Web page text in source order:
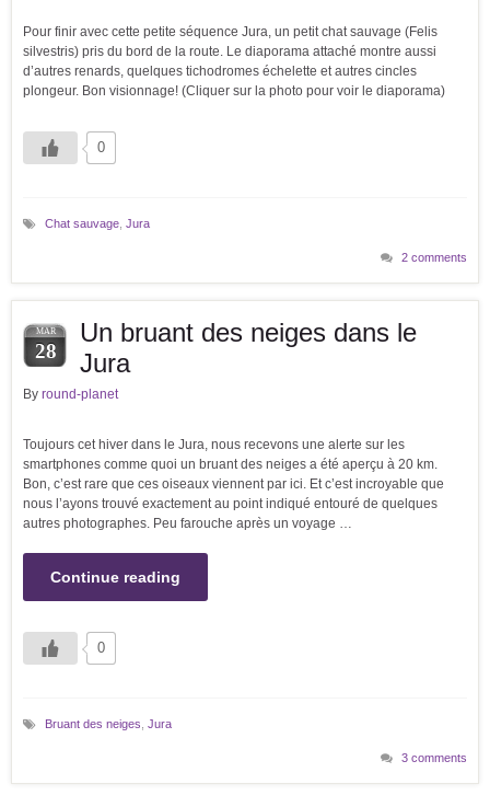
Pour finir avec cette petite séquence Jura, un petit chat sauvage (Felis
silvestris) pris du bord de la route. Le diaporama attaché montre aussi
d’autres renards, quelques tichodromes échelette et autres cincles
plongeur. Bon visionnage! (Cliquer sur la photo pour voir le diaporama)
0
Chat sauvage Jura
2 comments
MAR
28
Un bruant des neiges dans le
Jura
By round-planet
Toujours cet hiver dans le Jura, nous recevons une alerte sur les
smartphones comme quoi un bruant des neiges a été aperçu à 20 km.
Bon, c’est rare que ces oiseaux viennent par ici. Et c’est incroyable que
nous l’ayons trouvé exactement au point indiqué entouré de quelques
autres photographes. Peu farouche après un voyage …
Continue reading
0
Bruant des neiges Jura
3 comments